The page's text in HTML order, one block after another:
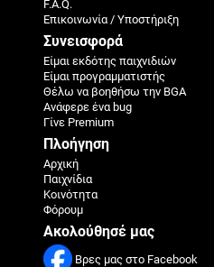
F.A.Q.
Επικοινωνία / Υποστήριξη
Συνεισφορά
Είμαι εκδότης παιχνιδιών
Είμαι προγραμματιστής
Θέλω να βοηθήσω την BGA
Ανάφερε ένα bug
Γίνε Premium
Πλοήγηση
Αρχική
Παιχνίδια
Κοινότητα
Φόρουμ
Ακολούθησέ μας
Βρες μας στο Facebook